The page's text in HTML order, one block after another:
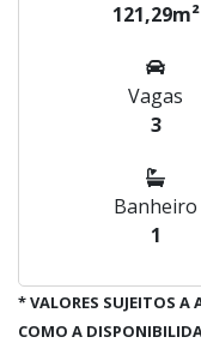
121,29m²
Vagas
3
Banheiro
1
* VALORES SUJEITOS A
COMO A